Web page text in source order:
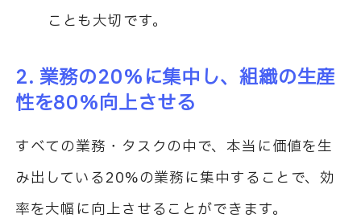
ことも大切です。
2. 業務の20%に集中し、組織の生産
性を80%向上させる
すべての業務・タスクの中で、本当に価値を生
み出している20%の業務に集中することで、効
率を大幅に向上させることができます。